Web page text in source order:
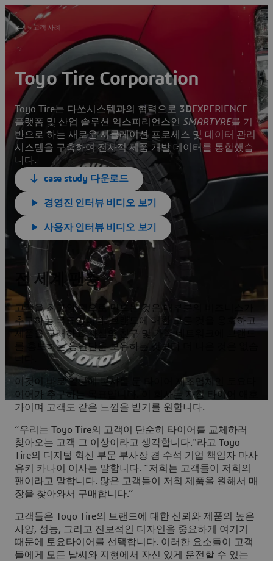
고객 사례
Toyo Tire Corporation
Toyo Tire는 다쏘시스템과의 협력으로 3DEXPERIENCE
플랫폼 및 산업 솔루션 익스피리언스인 SMARTYRE를 기
반으로 하는 새로운 시뮬레이션 프로세스 및 데이터 관리
시스템을 구축하여 전사적 제품 개발 데이터를 통합했습
니다.
case study 다운로드
경영진 인터뷰 비디오 보기
사용자 인터뷰 비디오 보기
전 세계 팬층
고객을 최고의 팬으로 만드는 것은 대부분의 비즈니스가
추구하는 목표입니다. 브랜드에 대한 모든 것을 옹호하고
제품을 구매하고 자신의 친구 및 가족 네트워크에 브랜드
를 홍보하는 응원단을 보유하는 것보다 더 나은 것은 없습
이것이 바로 일본에 본사를 둔 타이어 제조업체인 토요타
이어가 추구하는 목표입니다. 이 회사는 자칭 타이어 애호
가이며 고객도 같은 느낌을 받기를 원합니다.
“우리는 Toyo Tire의 고객이 단순히 타이어를 교체하러
찾아오는 고객 그 이상이라고 생각합니다."라고 Toyo
Tire의 디지털 혁신 부문 부사장 겸 수석 기업 책임자 마사
유키 카나이 이사는 말합니다. “저희는 고객들이 저희의
팬이라고 말합니다. 많은 고객들이 저희 제품을 원해서 매
장을 찾아와서 구매합니다.”
고객들은 Toyo Tire의 브랜드에 대한 신뢰와 제품의 높은
사양, 성능, 그리고 진보적인 디자인을 중요하게 여기기
때문에 토요타이어를 선택합니다. 이러한 요소들이 고객
들에게 모든 날씨와 지형에서 자신 있게 운전할 수 있는